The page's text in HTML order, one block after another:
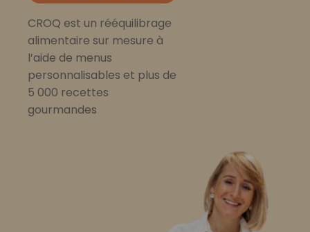
CROQ est un rééquilibrage
alimentaire sur mesure à
l’aide de menus
personnalisables et plus de
5 000 recettes
gourmandes